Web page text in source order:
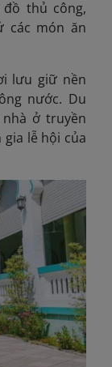
thủ công,
các món ăn
lưu giữ nền
nước. Du
ở truyền
lễ hội của